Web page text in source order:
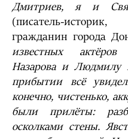
Дмитриев, я и
(писатель-
гражданин города
известных
Назарова и Людмилу
прибытии всё
конечно, чистенько,
были прилёты:
осколками стены.